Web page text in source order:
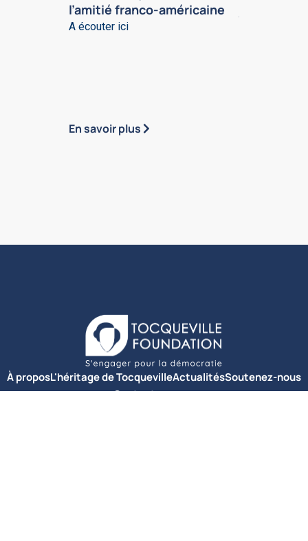
l’amitié franco-américaine
A écouter ici
En savoir plus
À proposL'héritage de TocquevilleActualitésSoutenez-nous
Contactez-nous